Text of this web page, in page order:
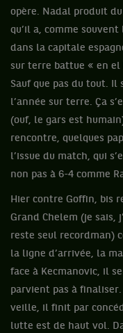
opère. Nadal produit
qu’il a, comme
dans la capitale
sur terre battue « en
Sauf que pas du tout. Il
l’année sur terre. Ça
(ouf, le gars est
rencontre, quelques
l’issue du match, qui
non pas à 6-4 comme
Hier contre Goffin, bis
Grand Chelem (je sais,
reste seul recordman)
la ligne d’arrivée, la
face à Kecmanovic, il
parvient pas à
veille, il finit par
lutte est de haut vol.